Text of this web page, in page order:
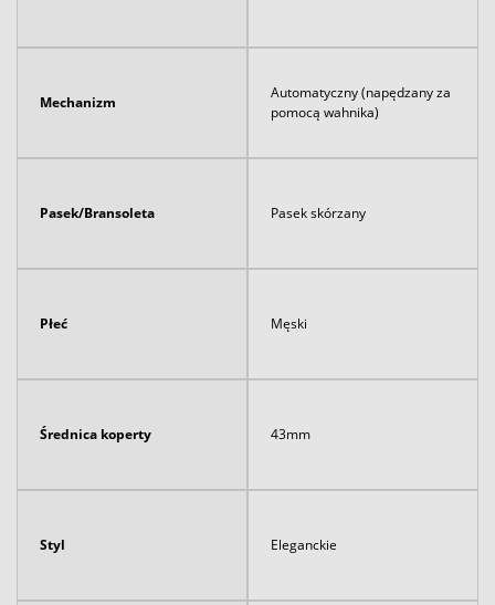
Mechanizm
Automatyczny (napędzany za
pomocą wahnika)
Pasek/Bransoleta Pasek skórzany
Płeć Męski
Średnica koperty 43mm
Styl Eleganckie